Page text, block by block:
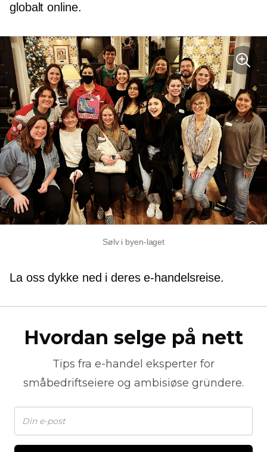
globalt online.
Sølv i byen-laget
La oss dykke ned i deres e-handelsreise.
Hvordan selge på nett
Tips fra e-handel eksperter for
småbedriftseiere og ambisiøse gründere.